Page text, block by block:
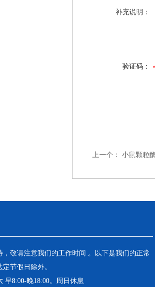
补充说明：
验证码：
上一个： 小鼠颗粒
，敬请注意我们的工作时间 。以下是我们的正常
节假日除外。
早8:00-晚18:00。周日休息